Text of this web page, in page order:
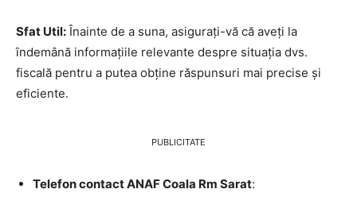
Sfat Util: Înainte de a suna, asigurați-vă că aveți la
îndemână informațiile relevante despre situația dvs.
fiscală pentru a putea obține răspunsuri mai precise și
eficiente.
PUBLICITATE
Telefon contact ANAF Coala Rm Sarat: